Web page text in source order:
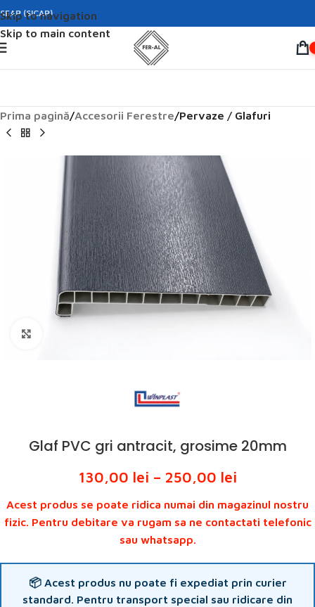
Skip to navigation
Skip to main content
SEAP (SICAP)
Prima pagină Accesorii Ferestre Pervaze / Glafuri
Glaf PVC gri antracit, grosime 20mm
130,00 lei – 250,00 lei
Acest produs se poate ridica numai din magazinul nostru
fizic. Pentru debitare va rugam sa ne contactati telefonic
sau whatsapp.
📦 Acest produs nu poate fi expediat prin curier
standard. Pentru transport special sau ridicare din